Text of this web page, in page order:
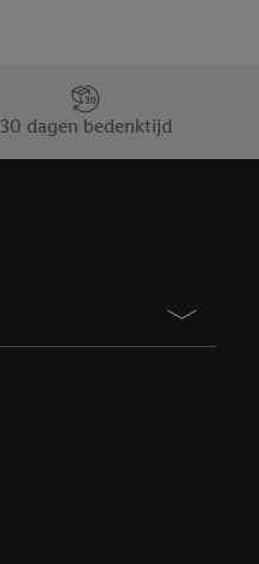
30 dagen bedenktijd